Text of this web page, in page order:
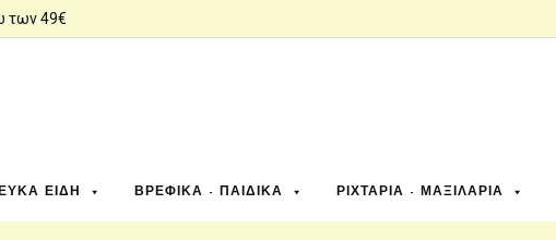
των 49€
ΕΊΔΗ ΒΡΕΦΙΚΆ - ΠΑΙΔΙΚΆ ΡΙΧΤΆΡΙΑ - ΜΑΞΙΛΆΡΙΑ